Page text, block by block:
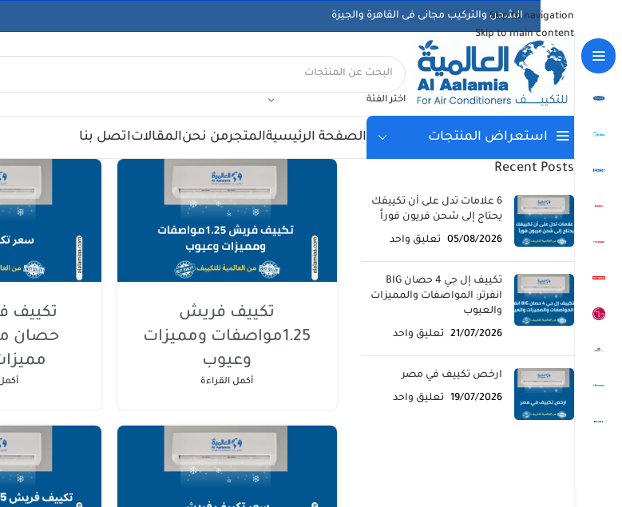
Skip to navigation
Skip to main content
الشحن والتركيب مجانى فى القاهرة والجيزة
اختر الفئة
استعراض المنتجات الصفحة الرئيسيةالمتجرمن نحنالمقالاتاتصل بنا
Recent Posts
6 علامات تدل على أن تكييفك
يحتاج إلى شحن فريون فوراً
05/08/2026 تعليق واحد
تكييف إل جي 4 حصان BIG
انفرتر: المواصفات والمميزات
والعيوب
21/07/2026 تعليق واحد
ارخص تكييف في مصر
19/07/2026 تعليق واحد
تكييف فريش
1.25مواصفات ومميزات
وعيوب
أكمل القراءة
حصان